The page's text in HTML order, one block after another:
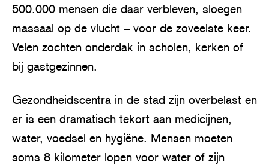
500.000 mensen die daar verbleven, sloegen
massaal op de vlucht – voor de zoveelste keer.
Velen zochten onderdak in scholen, kerken of
bij gastgezinnen.
Gezondheidscentra in de stad zijn overbelast en
er is een dramatisch tekort aan medicijnen,
water, voedsel en hygiëne. Mensen moeten
soms 8 kilometer lopen voor water of zijn